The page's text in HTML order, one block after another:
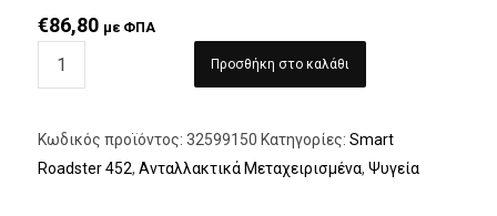
€86,80 με ΦΠΑ
Προσθήκη στο καλάθι
Κωδικός προϊόντος: 32599150 Κατηγορίες: Smart
Roadster 452, Ανταλλακτικά Μεταχειρισμένα, Ψυγεία